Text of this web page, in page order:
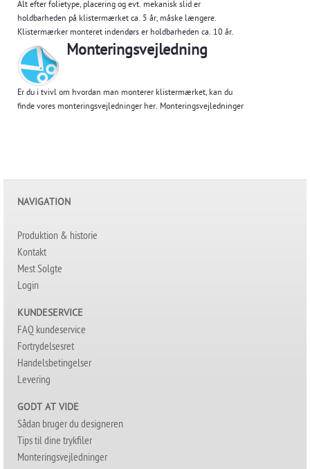
Alt efter folietype, placering og evt. mekanisk slid er
holdbarheden på klistermærket ca. 5 år, måske længere.
Klistermærker monteret indendørs er holdbarheden ca. 10 år.
Monteringsvejledning
Er du i tvivl om hvordan man monterer klistermærket, kan du
finde vores monteringsvejledninger her. Monteringsvejledninger
NAVIGATION
Produktion & historie
Kontakt
Mest Solgte
Login
KUNDESERVICE
FAQ kundeservice
Fortrydelsesret
Handelsbetingelser
Levering
GODT AT VIDE
Sådan bruger du designeren
Tips til dine trykfiler
Monteringsvejledninger